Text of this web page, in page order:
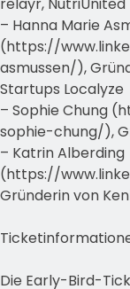
– Hanna Marie
(https://
asmussen/),
Startups Localyze
– Sophie Chung
sophie-chung/),
– Katrin Alberding
(https://
Gründerin von
Die Early-Bird-